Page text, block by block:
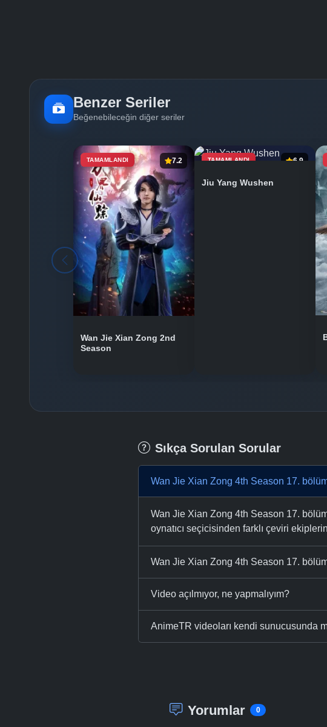
Benzer Seriler
Beğenebileceğin diğer seriler
TAMAMLANDI 7.2
Wan Jie Xian Zong 2nd
Season
TAMAMLANDI 6.9
Jiu Yang Wushen
Sıkça Sorulan Sorular
Wan Jie Xian Zong 4th Season 17.
Wan Jie Xian Zong 4th Season 17.
oynatıcı seçicisinden farklı çeviri
Wan Jie Xian Zong 4th Season 17. bölüm
Video açılmıyor, ne yapmalıyım?
AnimeTR videoları kendi sunucusunda
Yorumlar 0